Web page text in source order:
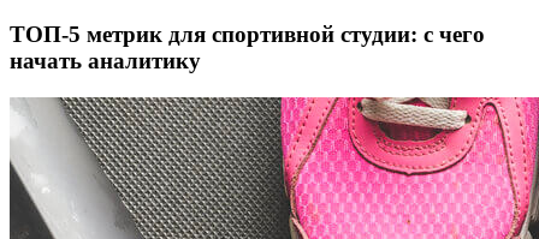
ТОП-5 метрик для спортивной студии: с чего
начать аналитику